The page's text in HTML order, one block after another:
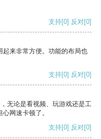
支持[0] 反对[0]
来非常方便。功能的布局也
支持[0] 反对[0]
无论是看视频、玩游戏还是工
网速卡顿了。
支持[0] 反对[0]